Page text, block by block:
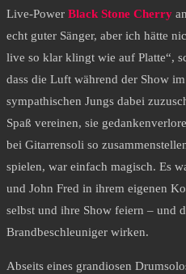
Live-Power Black Stone Cherry
echt guter Sänger, aber ich hätte
live so klar klingt wie auf Platte“,
dass die Luft während der Show
sympathischen Jungs dabei
Spaß vereinen, sie
bei Gitarrensoli so
spielen, war einfach magisch. Es
und John Fred in ihrem eigenen
selbst und ihre Show feiern – und
Brandbeschleuniger wirken.
Abseits eines grandiosen